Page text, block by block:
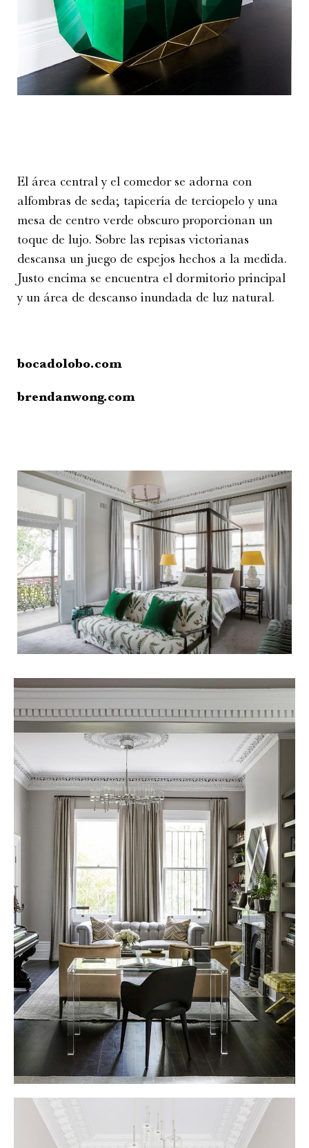
El área central y el comedor se adorna con
alfombras de seda; tapicería de terciopelo y una
mesa de centro verde obscuro proporcionan un
toque de lujo. Sobre las repisas victorianas
descansa un juego de espejos hechos a la medida.
Justo encima se encuentra el dormitorio principal
y un área de descanso inundada de luz natural.
bocadolobo.com
brendanwong.com